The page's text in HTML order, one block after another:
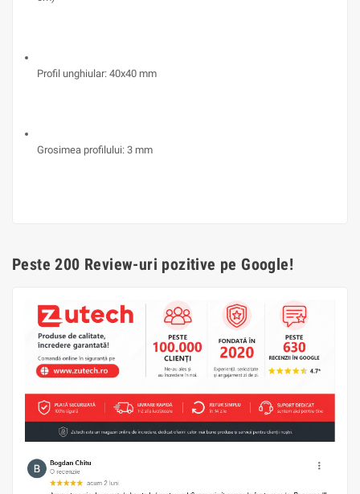
Profil unghiular: 40x40 mm
Grosimea profilului: 3 mm
Peste 200 Review-uri pozitive pe Google!